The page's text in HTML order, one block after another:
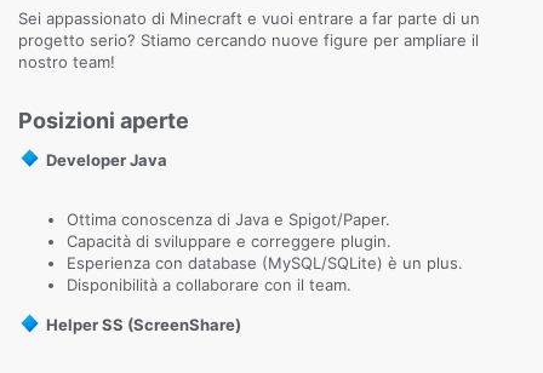
Sei appassionato di Minecraft e vuoi entrare a far parte di un
progetto serio? Stiamo cercando nuove figure per ampliare il
nostro team!
Posizioni aperte​
Developer Java
Ottima conoscenza di Java e Spigot/Paper.
Capacità di sviluppare e correggere plugin.
Esperienza con database (MySQL/SQLite) è un plus.
Disponibilità a collaborare con il team.
Helper SS (ScreenShare)